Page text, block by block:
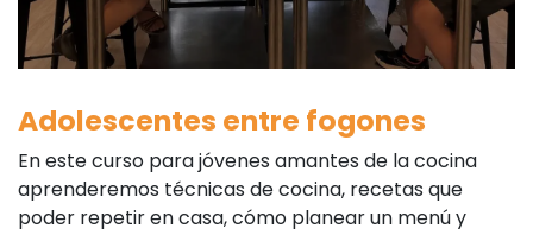
Adolescentes entre fogones
En este curso para jóvenes amantes de la cocina
aprenderemos técnicas de cocina, recetas que
poder repetir en casa, cómo planear un menú y